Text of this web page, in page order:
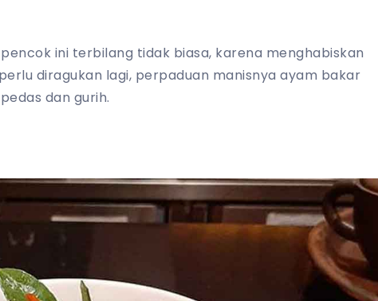
ini terbilang tidak biasa, karena menghabiskan
diragukan lagi, perpaduan manisnya ayam bakar
dan gurih.